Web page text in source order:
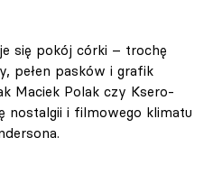
się pokój córki – trochę
pełen pasków i grafik
Maciek Polak czy Ksero-
nostalgii i filmowego klimatu